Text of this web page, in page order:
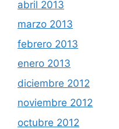
abril 2013
marzo 2013
febrero 2013
enero 2013
diciembre 2012
noviembre 2012
octubre 2012